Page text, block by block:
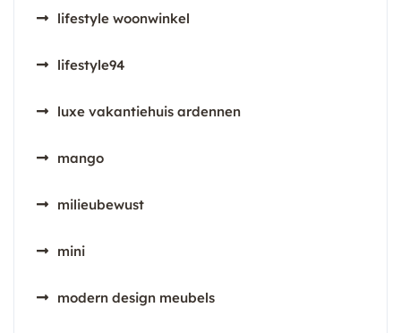
lifestyle woonwinkel
lifestyle94
luxe vakantiehuis ardennen
mango
milieubewust
mini
modern design meubels